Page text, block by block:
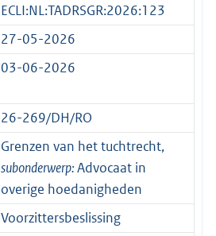
ECLI:NL:TADRSGR:2026:123
27-05-2026
03-06-2026
26-269/DH/RO
Grenzen van het tuchtrecht,
subonderwerp:Advocaat in
overige hoedanigheden
Voorzittersbeslissing